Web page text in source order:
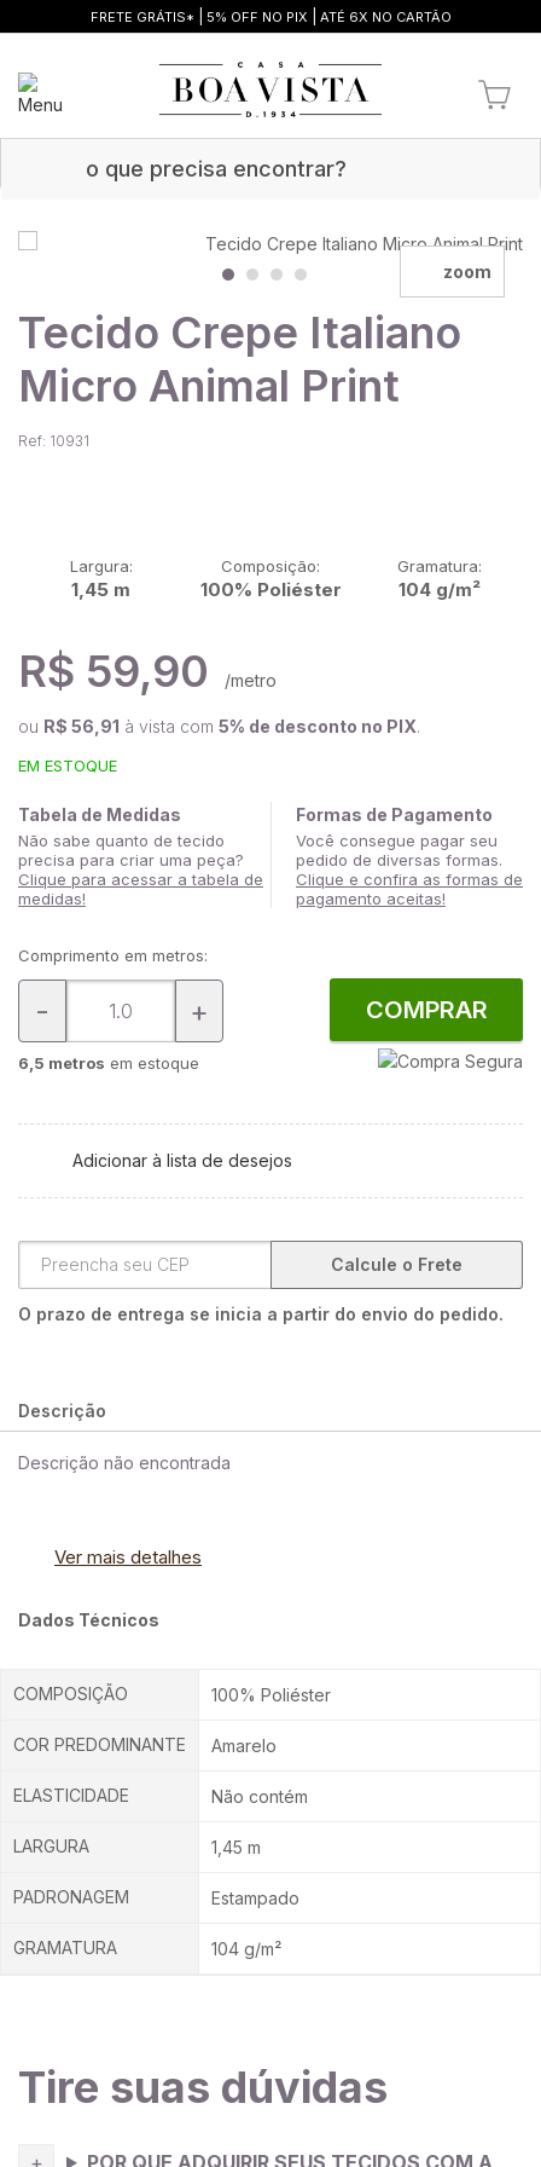
FRETE GRÁTIS* 5% OFF NO PIX ATÉ 6X NO CARTÃO
zoom
Tecido Crepe Italiano
Micro Animal Print
Ref: 10931
Largura:
1,45 m
Composição:
100% Poliéster
Gramatura:
104 g/m²
R$ 59,90 /metro
ou R$ 56,91 à vista com 5% de desconto no PIX.
EM ESTOQUE
Tabela de Medidas
Não sabe quanto de tecido
precisa para criar uma peça?
Clique para acessar a tabela de
medidas!
Formas de Pagamento
Você consegue pagar seu
pedido de diversas formas.
Clique e confira as formas de
pagamento aceitas!
Comprimento em metros:
- +
6,5 metros em estoque
COMPRAR
Adicionar à lista de desejos
Calcule o Frete
O prazo de entrega se inicia a partir do envio do pedido.
Descrição
Descrição não encontrada
Ver mais detalhes
Dados Técnicos
COMPOSIÇÃO 100% Poliéster
COR PREDOMINANTE Amarelo
ELASTICIDADE Não contém
LARGURA 1,45 m
PADRONAGEM Estampado
GRAMATURA 104 g/m²
Tire suas dúvidas
POR QUE ADQUIRIR SEUS TECIDOS COM A